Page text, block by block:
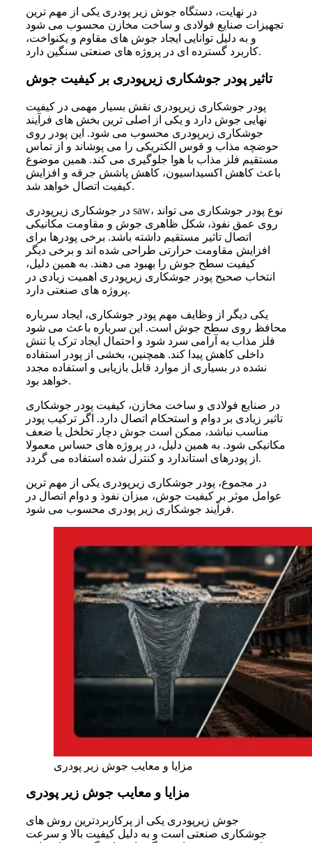
در نهایت، دستگاه جوش زیر پودری یکی از مهم ترین
تجهیزات صنایع فولادی و ساخت مخازن محسوب می شود
و به دلیل توانایی ایجاد جوش های مقاوم و یکنواخت،
کاربرد گسترده ای در پروژه های صنعتی سنگین دارد.
تاثیر پودر جوشکاری زیرپودری بر کیفیت جوش
پودر جوشکاری زیرپودری نقش بسیار مهمی در کیفیت
نهایی جوش دارد و یکی از اصلی ترین بخش های فرآیند
جوشکاری زیرپودری محسوب می شود. این پودر روی
حوضچه مذاب و قوس الکتریکی را می پوشاند و از تماس
مستقیم فلز مذاب با هوا جلوگیری می کند. همین موضوع
باعث کاهش اکسیداسیون، کاهش پاشش جرقه و افزایش
کیفیت اتصال خواهد شد.
در جوشکاری زیرپودری saw، نوع پودر جوشکاری می تواند
روی عمق نفوذ، شکل ظاهری جوش و مقاومت مکانیکی
اتصال تاثیر مستقیم داشته باشد. برخی پودرها برای
افزایش مقاومت حرارتی طراحی شده اند و برخی دیگر
کیفیت سطح جوش را بهبود می دهند. به همین دلیل،
انتخاب صحیح پودر جوشکاری زیرپودری اهمیت زیادی در
پروژه های صنعتی دارد.
یکی دیگر از وظایف مهم پودر جوشکاری، ایجاد سرباره
محافظ روی سطح جوش است. این سرباره باعث می شود
فلز مذاب به آرامی سرد شود و احتمال ایجاد ترک یا تنش
داخلی کاهش پیدا کند. همچنین، بخشی از پودر استفاده
نشده در بسیاری از موارد قابل بازیابی و استفاده مجدد
خواهد بود.
در صنایع فولادی و ساخت مخازن، کیفیت پودر جوشکاری
تاثیر زیادی بر دوام و استحکام اتصال دارد. اگر ترکیب پودر
مناسب نباشد، ممکن است جوش دچار تخلخل یا ضعف
مکانیکی شود. به همین دلیل، در پروژه های حساس معمولا
از پودرهای استاندارد و کنترل شده استفاده می گردد.
در مجموع، پودر جوشکاری زیرپودری یکی از مهم ترین
عوامل موثر بر کیفیت جوش، میزان نفوذ و دوام اتصال در
فرآیند جوشکاری زیر پودری محسوب می شود.
مزایا و معایب جوش زیر پودری
مزایا و معایب جوش زیر پودری
جوش زیرپودری یکی از پرکاربردترین روش های
جوشکاری صنعتی است و به دلیل کیفیت بالا و سرعت